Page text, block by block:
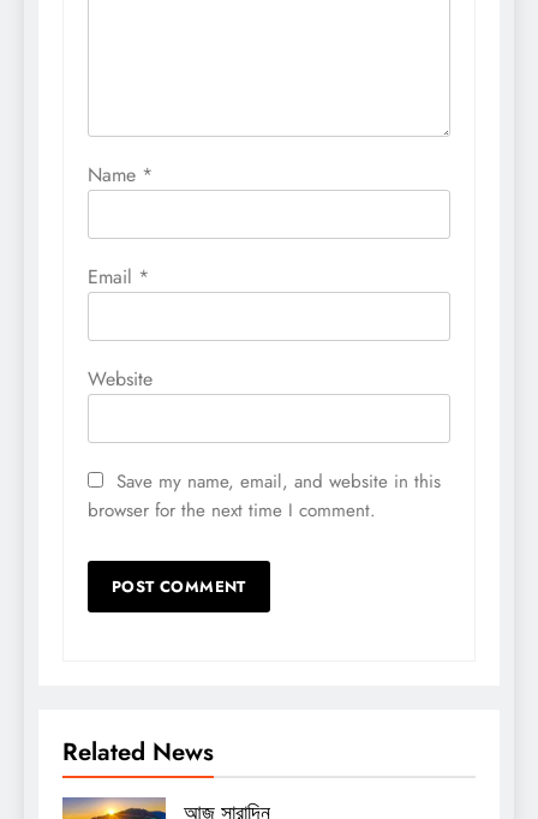
Name *
Email *
Website
Save my name, email, and website in this
browser for the next time I comment.
Related News
আজ সারাদিন